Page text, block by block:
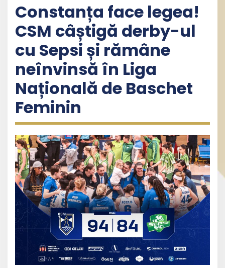
Constanța face legea!
CSM câștigă derby-ul
cu Sepsi și rămâne
neînvinsă în Liga
Națională de Baschet
Feminin